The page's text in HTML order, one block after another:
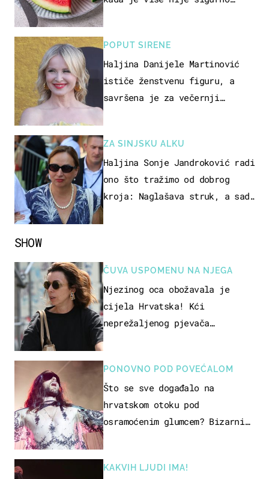
SHOW
ČUVA USPOMENU NA NJEGA
Njezinog oca obožavala je
cijela Hrvatska! Kći
neprežaljenog pjevača
PONOVNO POD POVEĆALOM
Što se sve događalo na
hrvatskom otoku pod
osramoćenim glumcem? Bizarni
KAKVIH LJUDI IMA!
POPUT SIRENE
Haljina Danijele Martinović
ističe ženstvenu figuru, a
savršena je za večernji
ZA SINJSKU ALKU
Haljina Sonje Jandroković radi
ono što tražimo od dobrog
kroja: Naglašava struk, a sada